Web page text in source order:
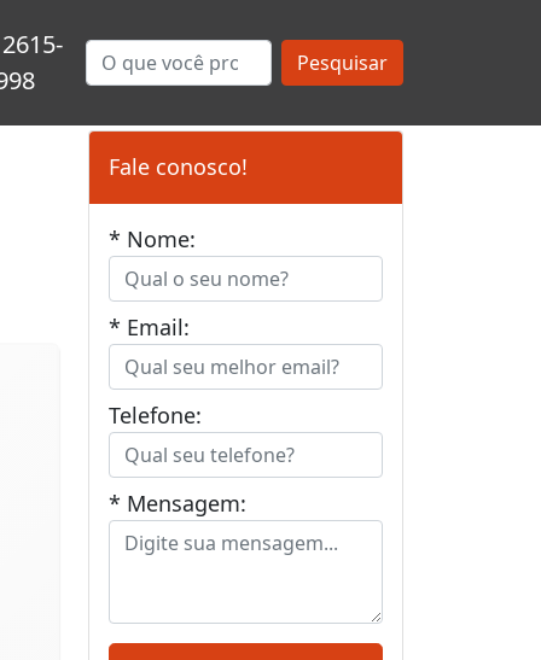
Pesquisar
Fale conosco!
* Nome:
* Email:
Telefone:
* Mensagem: